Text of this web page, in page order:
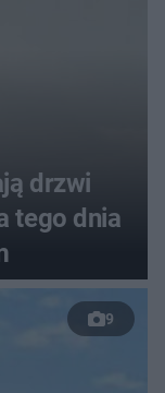
drzwi
tego dnia
9